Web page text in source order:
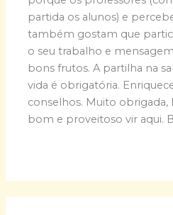
partida os alunos) e
também gostam que
o seu trabalho e
bons frutos. A partilha na
vida é obrigatória.
conselhos. Muito obrigada,
bom e proveitoso vir aqui.